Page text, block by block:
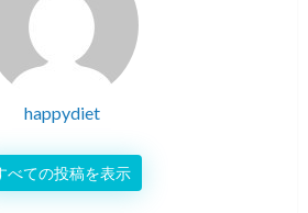
happydiet
べての投稿を表示